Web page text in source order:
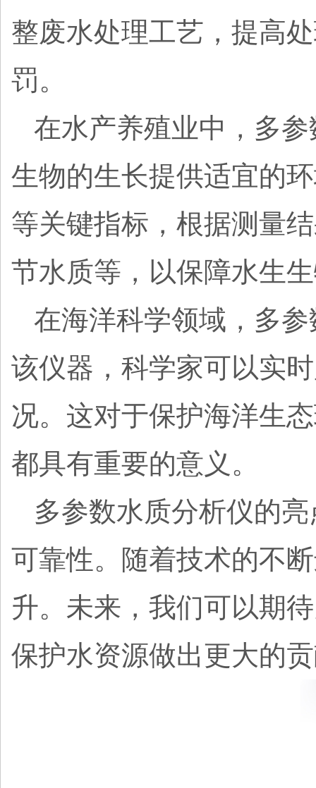
整废水处理工艺，提高
罚。
在水产养殖业中，多
生物的生长提供适宜的
等关键指标，根据测量
节水质等，以保障水生
在海洋科学领域，多
该仪器，科学家可以实
况。这对于保护海洋生
都具有重要的意义。
多参数水质分析仪的
可靠性。随着技术的不
升。未来，我们可以期
保护水资源做出更大的